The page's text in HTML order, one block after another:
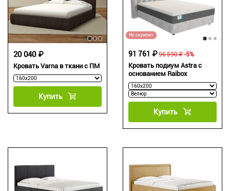
Кровать Varna в ткани c ПМ
20 040 ₽
Купить
Не скрипит
Кровать подиум Astra с
основанием Raibox
96 590 ₽
91 761 ₽ -5%
Купить